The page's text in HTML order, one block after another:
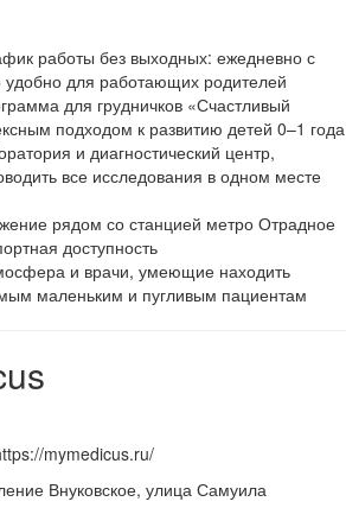
работы без выходных: ежедневно с
удобно для работающих родителей
для грудничков «Счастливый
подходом к развитию детей 0–1 года
и диагностический центр,
все исследования в одном месте
рядом со станцией метро Отрадное
доступность
и врачи, умеющие находить
маленьким и пугливым пациентам
mymedicus.ru/
Внуковское, улица Самуила